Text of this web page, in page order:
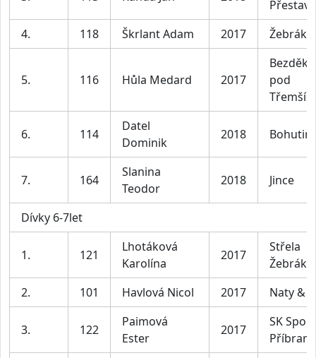
4.
118 Škrlant Adam 2017 Žebrák
5. 116 Hůla Medard 2017
pod
6. 114
Datel
Dominik
2018 Bohutin
7. 164
Slanina
Teodor
2018 Jince
Dívky 6-7let
1. 121
Lhotáková
Karolína
2017
Střela
Žebrák
2.
101 Havlová Nicol 2017 Naty &
3. 122
Paimová
Ester
2017
SK
Příbram